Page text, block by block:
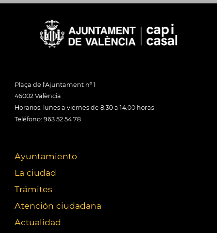
Plaça de l'Ajuntament nº 1
46002 València
Horarios: lunes a viernes de 8:30 a 14:00 horas
Teléfono: 963 52 54 78
Ayuntamiento
La ciudad
Trámites
Atención ciudadana
Actualidad